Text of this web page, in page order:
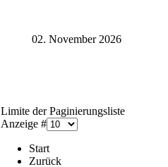
02. November 2026
Limite der Paginierungsliste
Anzeige #
Start
Zurück